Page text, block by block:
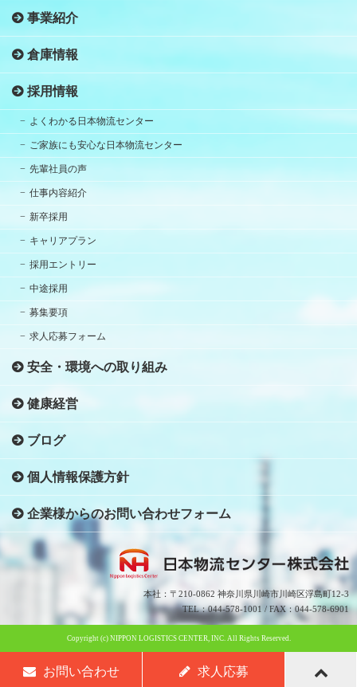
事業紹介
倉庫情報
採用情報
よくわかる日本物流センター
ご家族にも安心な日本物流センター
先輩社員の声
仕事内容紹介
新卒採用
キャリアプラン
採用エントリー
中途採用
募集要項
求人応募フォーム
安全・環境への取り組み
健康経営
ブログ
個人情報保護方針
企業様からのお問い合わせフォーム
本社：〒210-0862 神奈川県川崎市川崎区浮島町12-3
TEL：044-578-1001 / FAX：044-578-6901
Copyright (c) NIPPON LOGISTICS CENTER, INC. All Rights Reserved.
お問い合わせ 求人応募